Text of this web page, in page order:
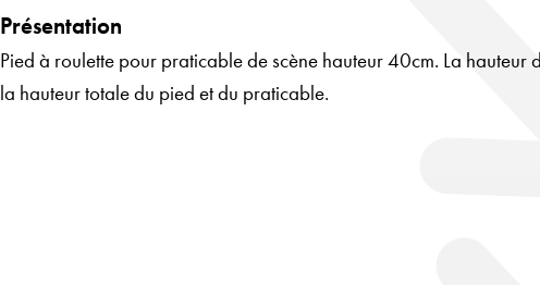
Présentation
Pied à roulette pour praticable de scène hauteur 40cm. La hauteur
la hauteur totale du pied et du praticable.